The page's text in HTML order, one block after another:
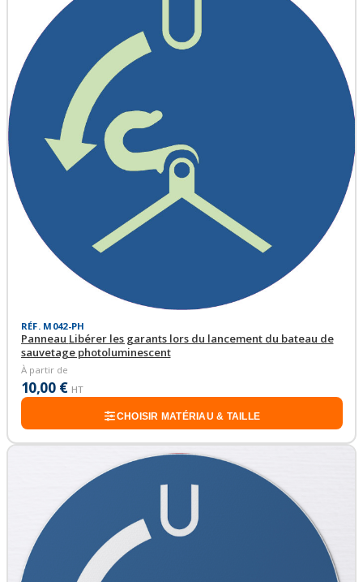
RÉF. M042-PH
Panneau Libérer les garants lors du lancement du bateau de
sauvetage photoluminescent
À partir de
10,00 € HT
CHOISIR MATÉRIAU & TAILLE